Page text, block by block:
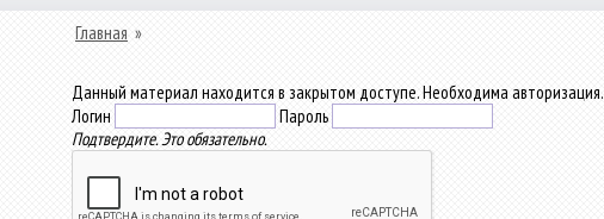
Главная »
Данный материал находится в закрытом доступе. Необходима авторизация.
Логин
Пароль
Подтвердите. Это обязательно.